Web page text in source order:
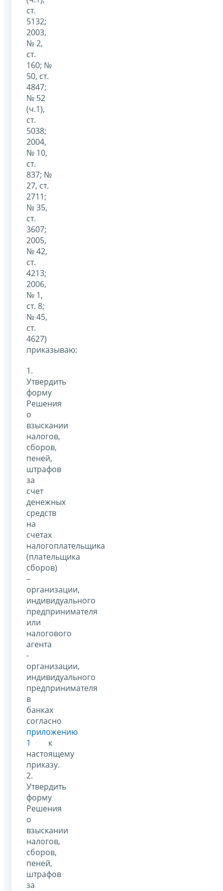
ст.
5132;
2003,
№ 2,
ст.
160; №
50, ст.
4847;
№ 52
(ч.1),
ст.
5038;
2004,
№ 10,
ст.
837; №
27, ст.
2711;
№ 35,
ст.
3607;
2005,
№ 42,
ст.
4213;
2006,
№ 1,
ст. 8;
№ 45,
ст.
4627)
приказываю:
1.
Утвердить
форму
Решения
о
взыскании
налогов,
сборов,
пеней,
штрафов
за
счет
денежных
средств
на
счетах
налогоплательщика
(плательщика
сборов)
–
организации,
индивидуального
предпринимателя
или
налогового
агента
-
организации,
индивидуального
предпринимателя
в
банках
согласно
приложению
1
к
настоящему
приказу.
2.
Утвердить
форму
Решения
о
взыскании
налогов,
сборов,
пеней,
штрафов
за